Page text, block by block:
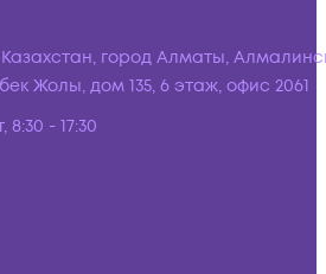
город Алматы,
Жолы, дом 135, 6 этаж, офис 2061
8:30 - 17:30